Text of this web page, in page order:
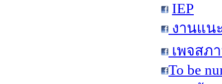
IEP
งานแน
เพจสภ
To be